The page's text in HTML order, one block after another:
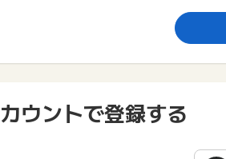
ウントで登録する